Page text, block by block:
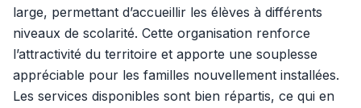
large, permettant d’accueillir les élèves à différents
niveaux de scolarité. Cette organisation renforce
l’attractivité du territoire et apporte une souplesse
appréciable pour les familles nouvellement installées.
Les services disponibles sont bien répartis, ce qui en